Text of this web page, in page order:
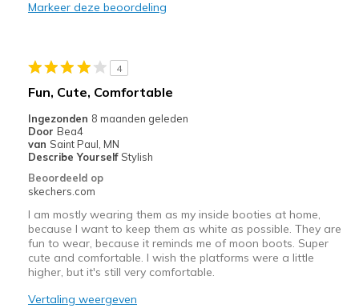
Casual Wear
Sizing
Feels true to size
View On Shoes
I'm Into Shoes
Markeer deze beoordeling
4
Fun, Cute, Comfortable
Ingezonden 8 maanden geleden
Door Bea4
van Saint Paul, MN
Describe Yourself Stylish
Beoordeeld op
skechers.com
I am mostly wearing them as my inside booties at home,
because I want to keep them as white as possible. They are
fun to wear, because it reminds me of moon boots. Super
cute and comfortable. I wish the platforms were a little
higher, but it's still very comfortable.
Vertaling weergeven